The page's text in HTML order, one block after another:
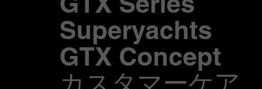
Superyachts
GTX Concept
カスタマーケア